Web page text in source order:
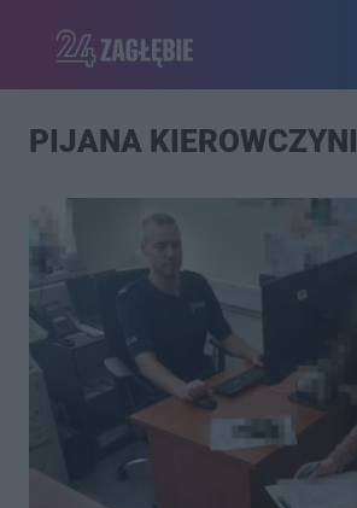
PIJANA KIEROWCZYNI